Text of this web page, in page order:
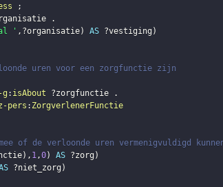
;
.
' , ?organisatie) AS ?vestiging )
uren voor een zorgfunctie zijn
g : isAbout ?zorgfunctie
.
pers : ZorgverlenerFunctie
of de verloonde uren vermenigvuldigd
) , 1,0) AS ?zorg )
?niet_zorg )